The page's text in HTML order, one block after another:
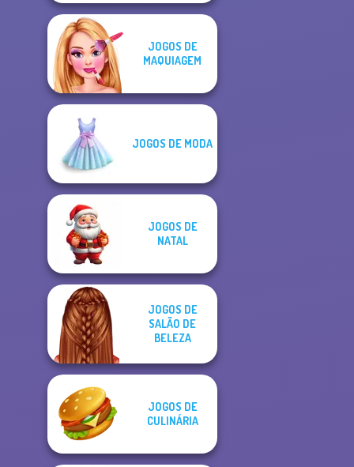
JOGOS DE
MAQUIAGEM
JOGOS DE MODA
JOGOS DE
NATAL
JOGOS DE
SALÃO DE
BELEZA
JOGOS DE
CULINÁRIA